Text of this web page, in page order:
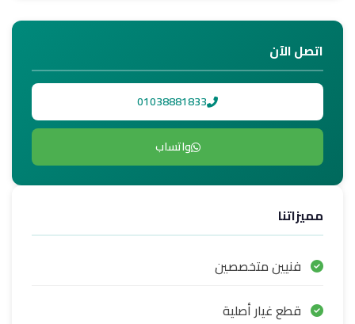
اتصل الآن
01038881833
واتساب
مميزاتنا
فنيين متخصصين
قطع غيار أصلية